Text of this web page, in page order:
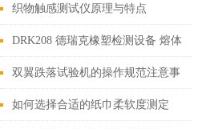
织物触感测试仪原理与特点
DRK208 德瑞克橡塑检测设备 熔体
流动速率测定仪 熔融指数仪 结构
及工作原理
双翼跌落试验机的操作规范注意事
项
如何选择合适的纸巾柔软度测定